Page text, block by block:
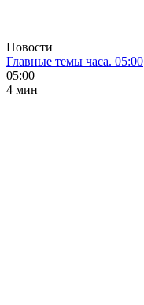
Новости
Главные темы часа. 05:00
05:00
4 мин